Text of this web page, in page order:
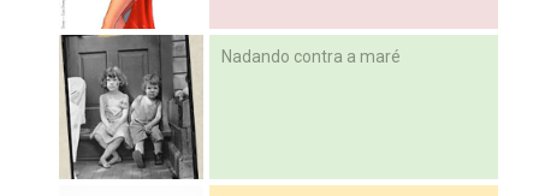
Nadando contra a maré